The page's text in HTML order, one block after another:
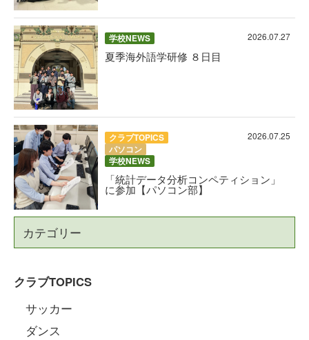
学校NEWS 2026.07.27
夏季海外語学研修 ８日目
クラブTOPICS
パソコン
学校NEWS
2026.07.25
「統計データ分析コンペティション」
に参加【パソコン部】
カテゴリー
クラブTOPICS
サッカー
ダンス